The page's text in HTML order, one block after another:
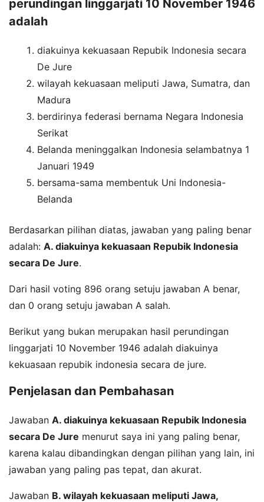
perundingan linggarjati 10 November 1946
adalah
diakuinya kekuasaan Repubik Indonesia secara
De Jure
wilayah kekuasaan meliputi Jawa, Sumatra, dan
Madura
berdirinya federasi bernama Negara Indonesia
Serikat
Belanda meninggalkan Indonesia selambatnya 1
Januari 1949
bersama-sama membentuk Uni Indonesia-
Belanda
Berdasarkan pilihan diatas, jawaban yang paling benar
adalah: A. diakuinya kekuasaan Repubik Indonesia
secara De Jure.
Dari hasil voting 896 orang setuju jawaban A benar,
dan 0 orang setuju jawaban A salah.
Berikut yang bukan merupakan hasil perundingan
linggarjati 10 November 1946 adalah diakuinya
kekuasaan repubik indonesia secara de jure.
Penjelasan dan Pembahasan
Jawaban A. diakuinya kekuasaan Repubik Indonesia
secara De Jure menurut saya ini yang paling benar,
karena kalau dibandingkan dengan pilihan yang lain, ini
jawaban yang paling pas tepat, dan akurat.
Jawaban B. wilayah kekuasaan meliputi Jawa,